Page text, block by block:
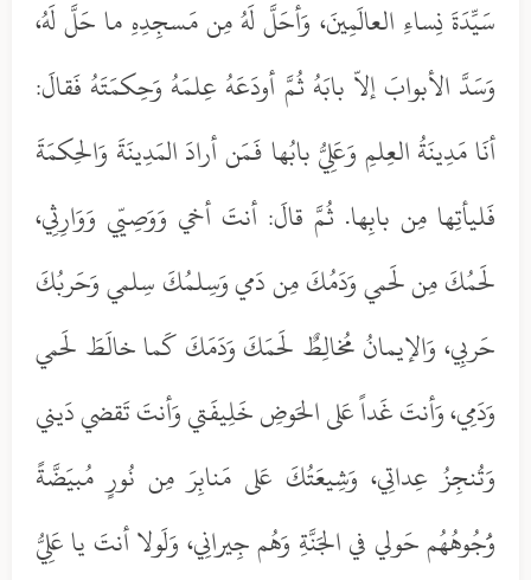
سَيِّدَةَ نِساءِ العالَمِينَ، وَأحَلَّ لَهُ مِن مَسجِدِهِ ما حَلَّ لَهُ،
وَسَدَّ الأبوابَ إلاّ بابَهُ ثُمَّ أودَعَهُ عِلمَهُ وَحِكمَتَهُ فَقالَ:
أنَا مَدِينَةُ العِلمِ وَعَلِيُّ بابُها فَمَن أرادَ المَدِينَةَ وَالحِكمَةَ
فَليأتِها مِن بابِها. ثُمَّ قالَ: أنتَ أخي وَوَصِيّي وَوَارِثِي،
لَحمُكَ مِن لَحمي وَدَمُكَ مِن دَمي وَسِلمُكَ سِلمي وَحَربُكَ
حَربِي، وَالإيمانُ مُخالِطٌ لَحمَكَ وَدَمَكَ كَما خالَطَ لَحمي
وَدَمِي، وَأنتَ غَداً عَلى الحَوضِ خَلِيفَتي وَأنتَ تَقضي دَيني
وَتُنجِزُ عِداتِي، وَشِيعَتُكَ عَلى مَنابِرَ مِن نُورٍ مُبيَضَّةً
وَُجُوهُهُم حَولي في الجَنَّةِ وَهُم جِيرانِي، وَلَولا أنتَ يا عَلِيُّ